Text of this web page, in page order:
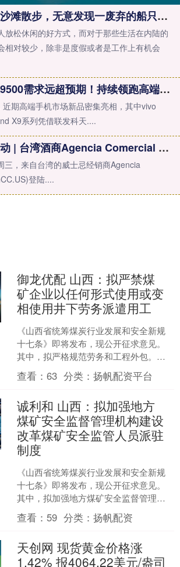
瑞银投资 男子在沙滩散步，无意发现一废弃的船只，里面装的东西这么值钱
放松休闲的好方式，而对于那些生活在内陆的
相对较少，除非是度假或者是工作上有机会
江苏配资网 天玑9500需求远超预期！持续领跑高端市场：OPPO、vivo旗舰卖爆了
期高端手机市场新品密集亮相，其中vivo
X9系列凭借联发科天....
博泰配资 美股异动 | 台湾酒商Agencia Comercial Spirits(AGCC.US)登陆美股市场 开盘涨超4.7%
三，来自台湾的威士忌经销商Agencia
登陆....
御龙优配 山西：拟严禁煤
矿企业以任何形式使用或变
相使用井下劳务派遣用工
《山西省统筹煤炭行业发展和安全新规
十七条》即将发布，现公开征求意见。
其中，拟严格规范劳务和工程外包。严
禁煤矿企业以任何形式使用或变相使用
井下劳务派遣用工。严禁井....
查看：63 分类：扬帆配资平台
诚利和 山西：拟加强地方
煤矿安全监督管理机构建设
改革煤矿安全监管人员派驻
制度
《山西省统筹煤炭行业发展和安全新规
十七条》即将发布，现公开征求意见。
其中，拟加强地方煤矿安全监督管理机
构建设。强化省地方煤矿安全监督管理
部门对全省煤矿安全生产的....
查看： 59 分类：扬帆配资
天创网 现货黄金价格涨
1.42% 报4064.22美元/盎司